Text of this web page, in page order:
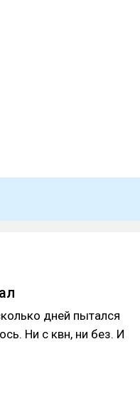
дней пытался
Ни с квн, ни без. И